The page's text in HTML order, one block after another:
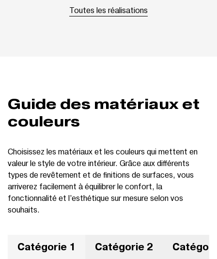
Toutes les réalisations
Guide des matériaux et
couleurs
Choisissez les matériaux et les couleurs qui mettent en
valeur le style de votre intérieur. Grâce aux différents
types de revêtement et de finitions de surfaces, vous
arriverez facilement à équilibrer le confort, la
fonctionnalité et l’esthétique sur mesure selon vos
souhaits.
Catégorie 1 Catégorie 2